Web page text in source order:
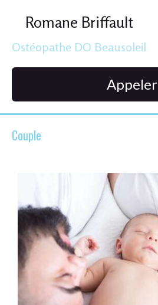
Romane Briffault
Ostéopathe DO Beausoleil
Appeler
Couple